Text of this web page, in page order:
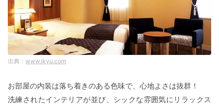
www.ikyu.com
お部屋の内装は落ち着きのある色味で、心地よさは抜群！
洗練されたインテリアが並び、シックな雰囲気にリラックス